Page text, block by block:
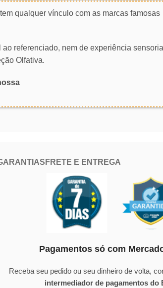
qualquer vínculo com as marcas famosas
referenciado, nem de experiência sensorial
Olfativa.
FRETE E ENTREGA
Pagamentos só com
Receba seu pedido ou seu dinheiro de volta,
intermediador de pagamentos do